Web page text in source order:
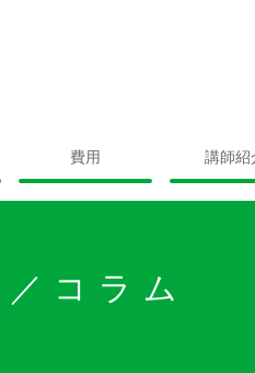
費用 講師紹
コラム